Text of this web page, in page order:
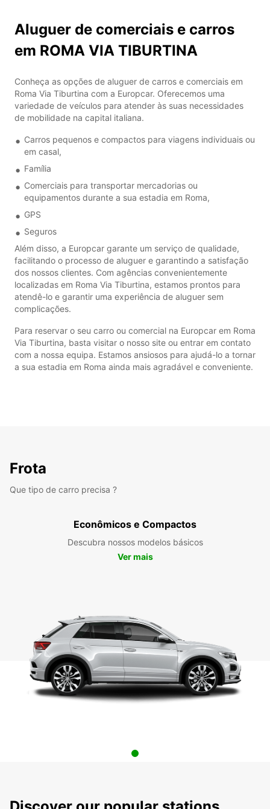
Aluguer de comerciais e carros
em ROMA VIA TIBURTINA
Conheça as opções de aluguer de carros e comerciais em
Roma Via Tiburtina com a Europcar. Oferecemos uma
variedade de veículos para atender às suas necessidades
de mobilidade na capital italiana.
Carros pequenos e compactos para viagens individuais ou
em casal,
Família
Comerciais para transportar mercadorias ou
equipamentos durante a sua estadia em Roma,
GPS
Seguros
Além disso, a Europcar garante um serviço de qualidade,
facilitando o processo de aluguer e garantindo a satisfação
dos nossos clientes. Com agências convenientemente
localizadas em Roma Via Tiburtina, estamos prontos para
atendê-lo e garantir uma experiência de aluguer sem
complicações.
Para reservar o seu carro ou comercial na Europcar em Roma
Via Tiburtina, basta visitar o nosso site ou entrar em contato
com a nossa equipa. Estamos ansiosos para ajudá-lo a tornar
a sua estadia em Roma ainda mais agradável e conveniente.
Frota
Que tipo de carro precisa ?
Econômicos e Compactos
Descubra nossos modelos básicos
Ver mais